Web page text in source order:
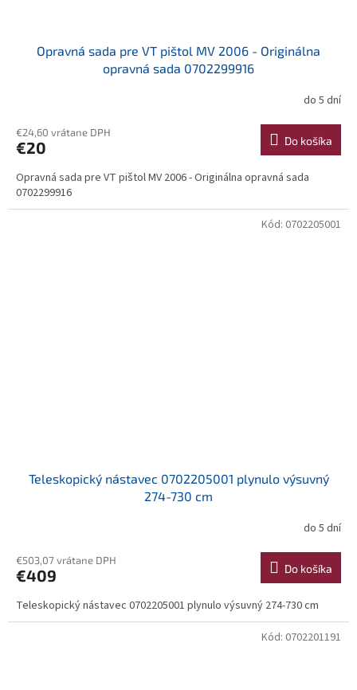
Opravná sada pre VT pištol MV 2006 - Originálna
opravná sada 0702299916
do 5 dní
€24,60 vrátane DPH
€20 Do košíka
Opravná sada pre VT pištol MV 2006 - Originálna opravná sada
0702299916
Teleskopický nástavec 0702205001 plynulo výsuvný
274-730 cm
do 5 dní
€503,07 vrátane DPH
€409 Do košíka
Teleskopický nástavec 0702205001 plynulo výsuvný 274-730 cm
Kód: 0702205001
Kód: 0702201191